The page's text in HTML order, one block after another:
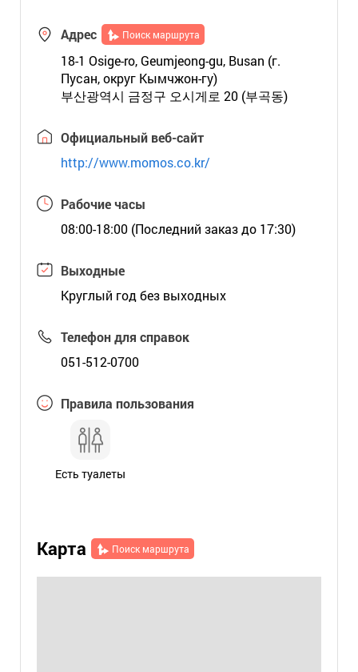
Адрес Поиск маршрута
18-1 Osige-ro, Geumjeong-gu, Busan (г.
Пусан, округ Кымчжон-гу)
부산광역시 금정구 오시게로 20 (부곡동)
Официальный веб-сайт
http://www.momos.co.kr/
Рабочие часы
08:00-18:00 (Последний заказ до 17:30)
Выходные
Круглый год без выходных
Телефон для справок
051-512-0700
Правила пользования
Есть туалеты
Карта Поиск маршрута